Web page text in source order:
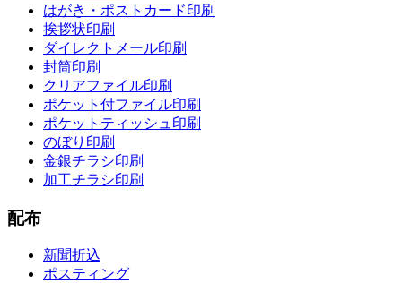
はがき・ポストカード印刷
挨拶状印刷
ダイレクトメール印刷
封筒印刷
クリアファイル印刷
ポケット付ファイル印刷
ポケットティッシュ印刷
のぼり印刷
金銀チラシ印刷
加工チラシ印刷
配布
新聞折込
ポスティング